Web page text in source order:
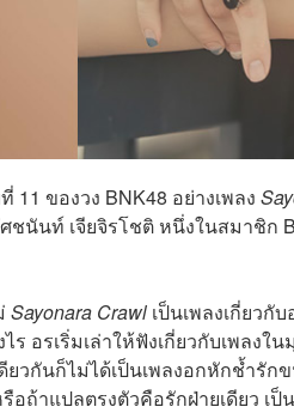
11 ของวง BNK48 อย่างเพลง
ชนันท์ เจียจิรโชติ หนึ่งในสมาชิก
Sayonara Crawl เป็นเพลงเกี่ยว
อรเริ่มเล่าให้ฟังเกี่ยวกับเพลงใ
วกันก็ไม่ได้เป็นเพลงอกหักช้ำรั
ถ้าแปลตรงตัวคือรักฝ่ายเดียว เ